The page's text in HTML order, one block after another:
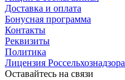
Доставка и оплата
Бонусная программа
Контакты
Реквизиты
Политика
Лицензия Россельхознадзора
Оставайтесь на связи